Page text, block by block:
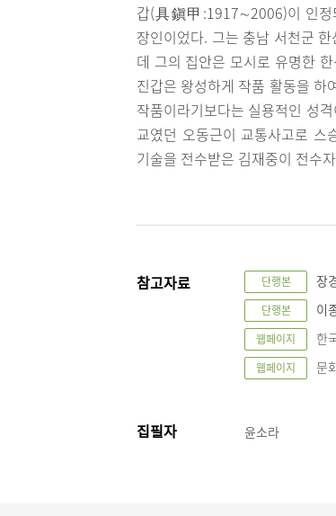
갑(具鎭甲:1917∼2006)이 인정
장인이었다. 그는 충남 서천군
데 그의 집안은 모시로 유명한
진갑은 왕성하게 작품 활동을 하
작품이라기보다는 실용적인 성
교였던 오동근이 교통사고로 스
기술을 전수받은 김재중이 전수
참고자료 단행본 장
단행본 이
웹페이지 한
웹페이지 문
집필자 윤소라